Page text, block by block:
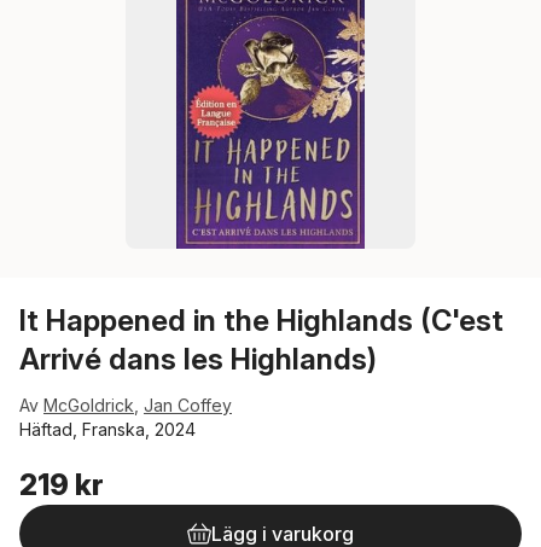
It Happened in the Highlands (C'est
Arrivé dans les Highlands)
Av McGoldrick Jan Coffey
Häftad, Franska, 2024
219 kr
Lägg i varukorg